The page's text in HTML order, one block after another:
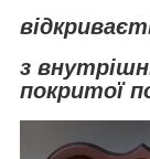
з
покритої